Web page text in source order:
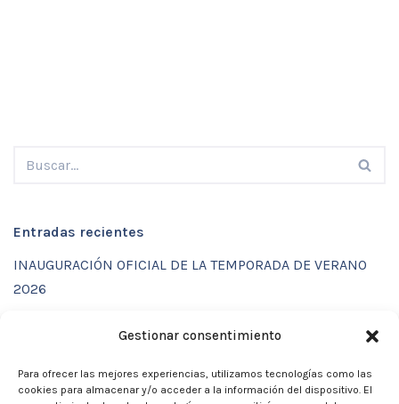
Gestionar consentimiento
Para ofrecer las mejores experiencias, utilizamos tecnologías como las
cookies para almacenar y/o acceder a la información del dispositivo. El
Entradas recientes
INAUGURACIÓN OFICIAL DE LA TEMPORADA DE VERANO
2026
CALENDARIO DE ACTIVIDADES VERANO 2026 – CLUB